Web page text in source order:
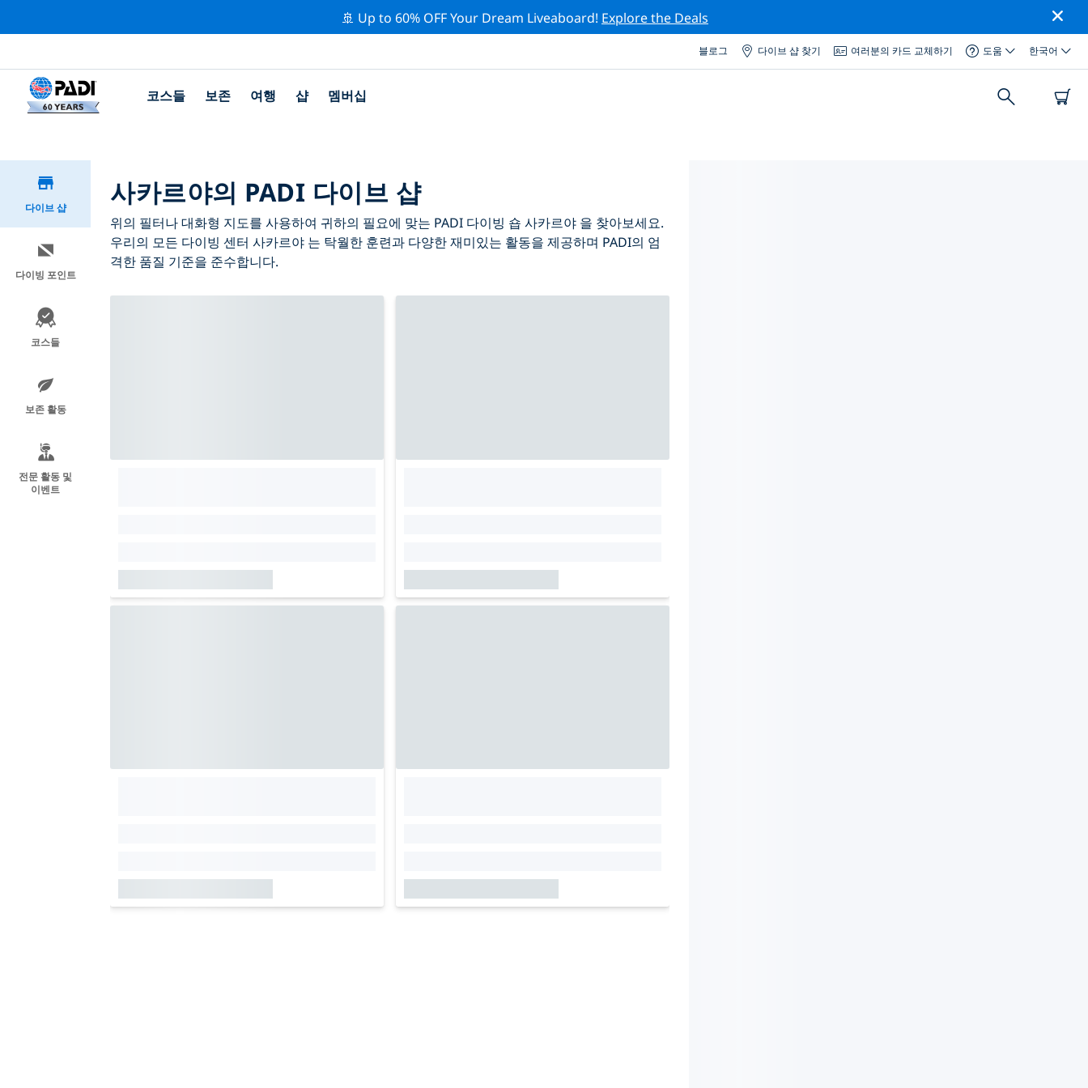
🚢 Up to 60% OFF Your Dream Liveaboard! Explore the Deals
블로그 다이브 샵 찾기 여러분의 카드 교체하기 도움 한국어
코스들 보존 여행 샵 멤버십
다이브 샵
다이빙 포인트
코스들
보존 활동
전문 활동 및
이벤트
사카르야의 PADI 다이브 샵
위의 필터나 대화형 지도를 사용하여 귀하의 필요에 맞는 PADI 다이빙 숍 사카르야 을 찾아보세요.
우리의 모든 다이빙 센터 사카르야 는 탁월한 훈련과 다양한 재미있는 활동을 제공하며 PADI의 엄
격한 품질 기준을 준수합니다.